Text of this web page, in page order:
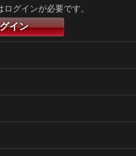
グインが必要です。
イン